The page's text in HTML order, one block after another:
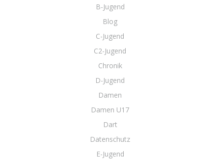
B-Jugend
Blog
C-Jugend
C2-Jugend
Chronik
D-Jugend
Damen
Damen U17
Dart
Datenschutz
E-Jugend